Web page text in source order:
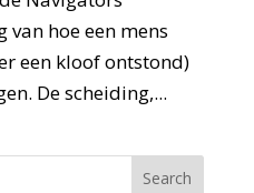
hoe een mens
een kloof ontstond)
De scheiding,...